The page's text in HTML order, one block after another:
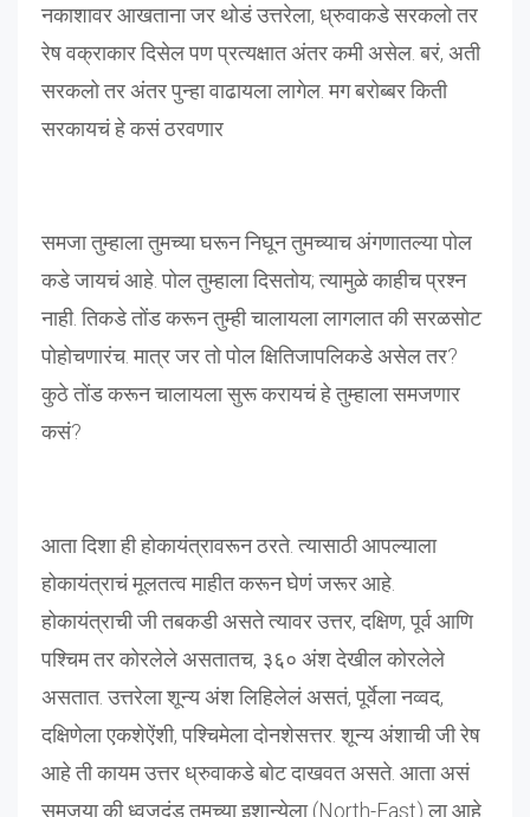
नकाशावर आखताना जर थोडं उत्तरेला, ध्रुवाकडे सरकलो तर
रेष वक्राकार दिसेल पण प्रत्यक्षात अंतर कमी असेल. बरं, अती
सरकलो तर अंतर पुन्हा वाढायला लागेल. मग बरोब्बर किती
सरकायचं हे कसं ठरवणार
समजा तुम्हाला तुमच्या घरून निघून तुमच्याच अंगणातल्या पोल
कडे जायचं आहे. पोल तुम्हाला दिसतोय; त्यामुळे काहीच प्रश्न
नाही. तिकडे तोंड करून तुम्ही चालायला लागलात की सरळसोट
पोहोचणारंच. मात्र जर तो पोल क्षितिजापलिकडे असेल तर?
कुठे तोंड करून चालायला सुरू करायचं हे तुम्हाला समजणार
कसं?
आता दिशा ही होकायंत्रावरून ठरते. त्यासाठी आपल्याला
होकायंत्राचं मूलतत्व माहीत करून घेणं जरूर आहे.
होकायंत्राची जी तबकडी असते त्यावर उत्तर, दक्षिण, पूर्व आणि
पश्चिम तर कोरलेले असतातच, ३६० अंश देखील कोरलेले
असतात. उत्तरेला शून्य अंश लिहिलेलं असतं, पूर्वेला नव्वद,
दक्षिणेला एकशेऐंशी, पश्चिमेला दोनशेसत्तर. शून्य अंशाची जी रेष
आहे ती कायम उत्तर ध्रुवाकडे बोट दाखवत असते. आता असं
समजूया की ध्वजदंड तुमच्या इशान्येला (North-East) ला आहे.